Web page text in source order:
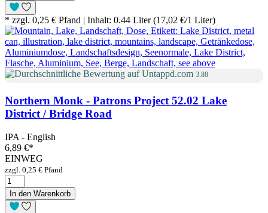
* zzgl. 0,25 € Pfand | Inhalt: 0.44 Liter (17,02 €/1 Liter)
3.88
Northern Monk - Patrons Project 52.02 Lake
District / Bridge Road
IPA - English
6,89 €*
EINWEG
zzgl. 0,25 € Pfand
In den Warenkorb